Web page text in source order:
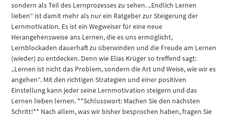
sondern als Teil des Lernprozesses zu sehen. „Endlich Lernen
lieben“ ist damit mehr als nur ein Ratgeber zur Steigerung der
Lernmotivation. Es ist ein Wegweiser für eine neue
Herangehensweise ans Lernen, die es uns ermöglicht,
Lernblockaden dauerhaft zu überwinden und die Freude am Lernen
(wieder) zu entdecken. Denn wie Elias Krüger so treffend sagt:
„Lernen ist nicht das Problem, sondern die Art und Weise, wie wir es
angehen“. Mit den richtigen Strategien und einer positiven
Einstellung kann jeder seine Lernmotivation steigern und das
Lernen lieben lernen. **Schlusswort: Machen Sie den nächsten
Schritt!** Nach allem, was wir bisher besprochen haben, fragen Sie